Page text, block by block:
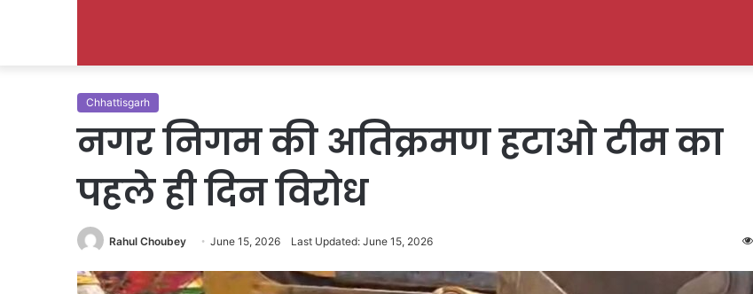
Chhattisgarh
नगर निगम की अतिक्रमण हटाओ टीम का
पहले ही दिन विरोध
Rahul Choubey June 15, 2026 Last Updated: June 15, 2026